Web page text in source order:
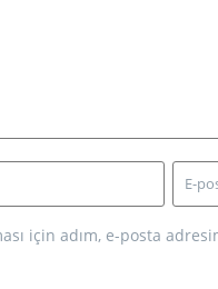
için adım, e-posta